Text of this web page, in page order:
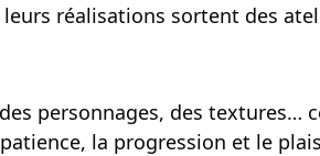
réalisations sortent des
personnages, des textures…
la progression et le